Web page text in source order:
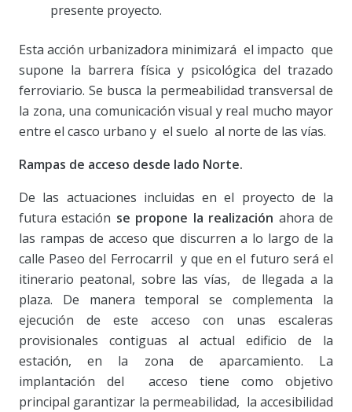
presente proyecto.
Esta acción urbanizadora minimizará el impacto que
supone la barrera física y psicológica del trazado
ferroviario. Se busca la permeabilidad transversal de
la zona, una comunicación visual y real mucho mayor
entre el casco urbano y el suelo al norte de las vías.
Rampas de acceso desde lado Norte.
De las actuaciones incluidas en el proyecto de la
futura estación se propone la realización ahora de
las rampas de acceso que discurren a lo largo de la
calle Paseo del Ferrocarril y que en el futuro será el
itinerario peatonal, sobre las vías, de llegada a la
plaza. De manera temporal se complementa la
ejecución de este acceso con unas escaleras
provisionales contiguas al actual edificio de la
estación, en la zona de aparcamiento. La
implantación del acceso tiene como objetivo
principal garantizar la permeabilidad, la accesibilidad